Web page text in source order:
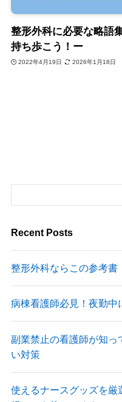
整形外科に必要な略語
持ち歩こう！ー
2022年4月19日 2026年1月18日
Recent Posts
整形外科ならこの参考書
病棟看護師必見！夜勤中
副業禁止の看護師が知っ
い対策
使えるナースグッズを